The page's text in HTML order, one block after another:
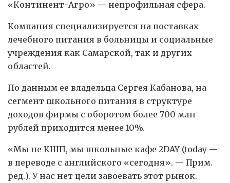
«Континент-Агро» — непрофильная сфера.
Компания специализируется на поставках
лечебного питания в больницы и социальные
учреждения как Самарской, так и других
областей.
По данным ее владельца Сергея Кабанова, на
сегмент школьного питания в структуре
доходов фирмы с оборотом более 700 млн
рублей приходится менее 10%.
«Мы не КШП, мы школьные кафе 2DAY (today —
в переводе с английского «сегодня». — Прим.
ред.). У нас нет цели завоевать этот рынок.